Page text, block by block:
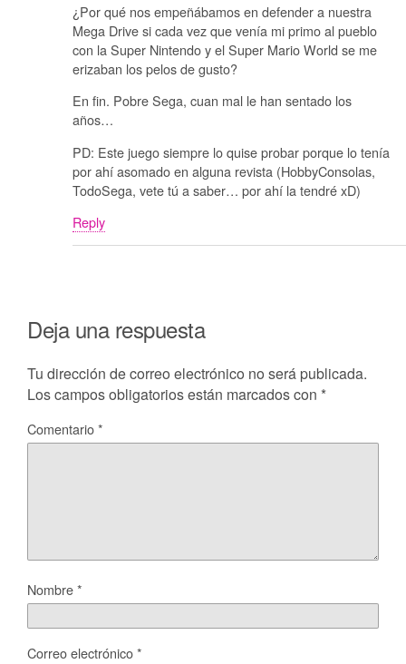
¿Por qué nos empeñábamos en defender a nuestra
Mega Drive si cada vez que venía mi primo al pueblo
con la Super Nintendo y el Super Mario World se me
erizaban los pelos de gusto?
En fin. Pobre Sega, cuan mal le han sentado los
años…
PD: Este juego siempre lo quise probar porque lo tenía
por ahí asomado en alguna revista (HobbyConsolas,
TodoSega, vete tú a saber… por ahí la tendré xD)
Reply
Deja una respuesta
Tu dirección de correo electrónico no será publicada.
Los campos obligatorios están marcados con *
Comentario*
Nombre*
Correo electrónico*